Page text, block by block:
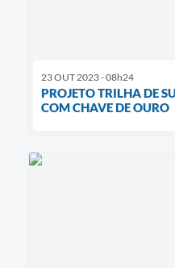
23 OUT 2023 - 08h24
PROJETO TRILHA DE
COM CHAVE DE OURO